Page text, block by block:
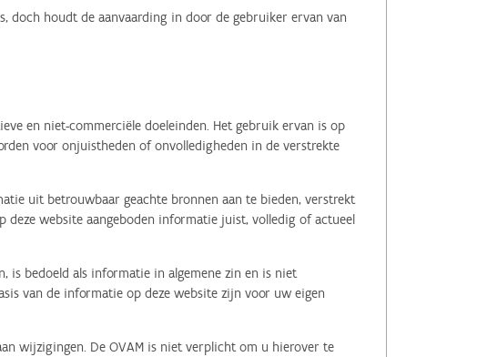
doch houdt de aanvaarding in door de gebruiker ervan van
en niet-commerciële doeleinden. Het gebruik ervan is op
voor onjuistheden of onvolledigheden in de verstrekte
uit betrouwbaar geachte bronnen aan te bieden, verstrekt
website aangeboden informatie juist, volledig of actueel
is bedoeld als informatie in algemene zin en is niet
van de informatie op deze website zijn voor uw eigen
wijzigingen. De OVAM is niet verplicht om u hierover te